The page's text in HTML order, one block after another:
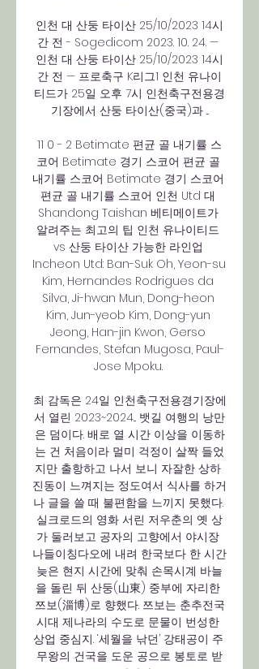
인천 대 산둥 타이산 25/10/2023 14시
간 전 - Sogedicom 2023. 10. 24. —
인천 대 산둥 타이산 25/10/2023 14시
간 전 — 프로축구 K리그1 인천 유나이
티드가 25일 오후 7시 인천축구전용경
기장에서 산둥 타이산(중국)과 ...
11 0 - 2 Betimate 편균 골 내기률 스
코어 Betimate 경기 스코어 편균 골
내기률 스코어 Betimate 경기 스코어
편균 골 내기률 스코어 인천 Utd 대
Shandong Taishan 베티메이트가
알려주는 최고의 팁 인천 유나이티드
vs 산둥 타이산 가능한 라인업
Incheon Utd: Ban-Suk Oh, Yeon-su
Kim, Hernandes Rodrigues da
Silva, Ji-hwan Mun, Dong-heon
Kim, Jun-yeob Kim, Dong-yun
Jeong, Han-jin Kwon, Gerso
Fernandes, Stefan Mugosa, Paul-
Jose Mpoku.
최 감독은 24일 인천축구전용경기장에
서 열린 2023~2024... 뱃길 여행의 낭만
은 덤이다. 배로 열 시간 이상을 이동하
는 건 처음이라 멀미 걱정이 살짝 들었
지만 출항하고 나서 보니 자잘한 상하
진동이 느껴지는 정도여서 식사를 하거
나 글을 쓸 때 불편함을 느끼지 못했다.
실크로드의 영화 서린 저우춘의 옛 상
가 둘러보고 공자의 고향에서 야시장
나들이칭다오에 내려 한국보다 한 시간
늦은 현지 시간에 맞춰 손목시계 바늘
을 돌린 뒤 산둥(山東) 중부에 자리한
쯔보(淄博)로 향했다. 쯔보는 춘추전국
시대 제나라의 수도로 문물이 번성한
상업 중심지. ‘세월을 낚던’ 강태공이 주
무왕의 건국을 도운 공으로 봉토로 받